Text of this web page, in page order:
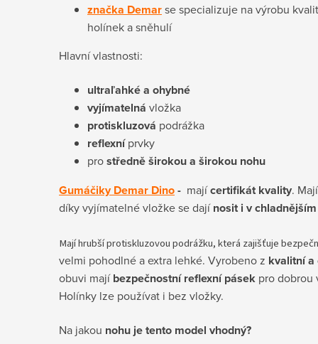
značka Demarse specializuje na výrobu
holínek a sněhulí
Hlavní vlastnosti:
ultraľahké a ohybné
vyjímatelná vložka
protiskluzová podrážka
reflexníprvky
prostředně širokou a širokou nohu
Gumáčiky Demar Dino- majícertifikát kvality.
díkyvyjímatelné vložke se dajínosit i v
Majíhrubší protiskluzovou podrážku, která zajišťuje
velmi pohodlné a extra lehké. Vyrobeno z kvalitní a
obuvi majíbezpečnostní reflexní pásek pro
Holínky lze používat i bez vložky.
Na jakou nohu je tento model vhodný?